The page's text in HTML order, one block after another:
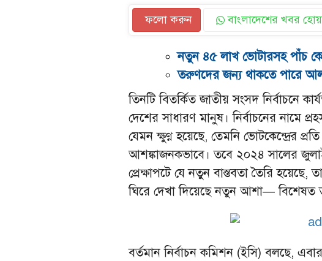
ফলো করুন বাংলাদেশের খবর
নতুন ৪৫ লাখ ভোটারসহ পাঁচ
তরুণদের জন্য থাকতে পারে
তিনটি বিতর্কিত জাতীয় সংসদ নির্বাচনে
দেশের সাধারণ মানুষ। নির্বাচনের নামে
যেমন ক্ষুণ্ণ হয়েছে, তেমনি ভোটকেন্দ্রের
আশঙ্কাজনকভাবে। তবে ২০২৪ সালের
প্রেক্ষাপটে যে নতুন বাস্তবতা তৈরি
ঘিরে দেখা দিয়েছে নতুন আশা— বিশেষত
বর্তমান নির্বাচন কমিশন (ইসি) বলছে,